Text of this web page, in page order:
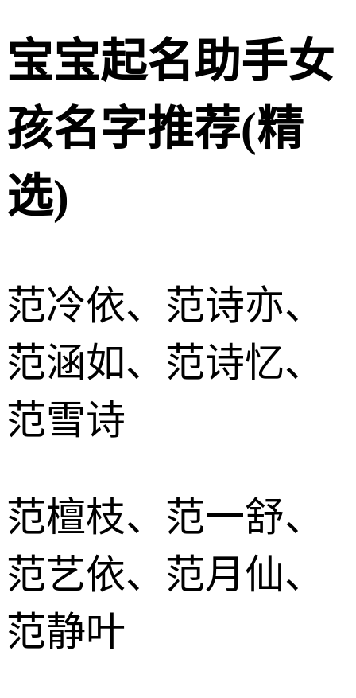
宝宝起名助手女
孩名字推荐(精
选)
范冷依、范诗亦、
范涵如、范诗忆、
范雪诗
范檀枝、范一舒、
范艺依、范月仙、
范静叶